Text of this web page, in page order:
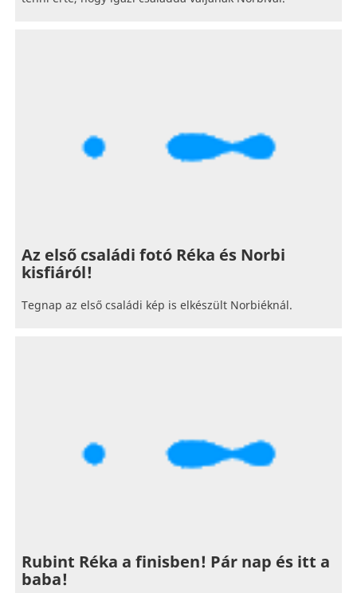
Az első családi fotó Réka és Norbi
kisfiáról!
Tegnap az első családi kép is elkészült Norbiéknál.
Rubint Réka a finisben! Pár nap és itt a
baba!